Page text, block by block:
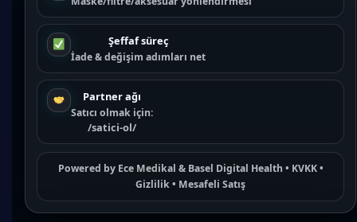
Şeffaf süreç
İade & değişim adımları net
Partner ağı
Satıcı olmak için:
/satici-ol/
Powered by Ece Medikal & Basel Digital Health • KVKK•
Gizlilik• Mesafeli Satış